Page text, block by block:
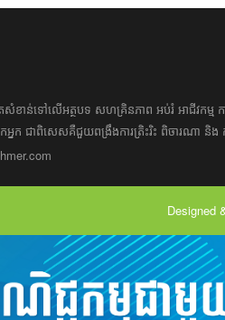
ត​សំខាន់​ទៅ​លើ​អត្ថបទ​ សហគ្រិន​ភាព អប់រំ ​​អាជីវកម្
នក​ ជាពិសេស​​គឺ​​ជួយ​ពង្រឹង​ការ​ត្រិះរិះ ពិចារណា​ ​និង
Designed